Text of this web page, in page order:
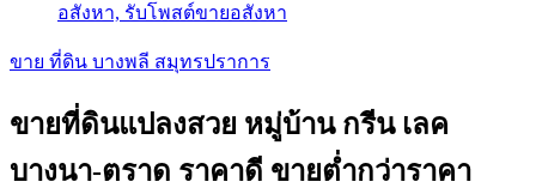
อสังหา, รับโพสต์ขายอสังหา
ขาย ที่ดิน บางพลี สมุทรปราการ
ขายที่ดินแปลงสวย หมู่บ้าน กรีน เลค
บางนา-ตราด ราคาดี ขายต่ำกว่าราคา